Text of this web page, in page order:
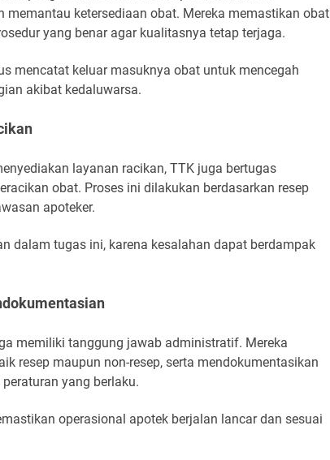
memantau ketersediaan obat. Mereka memastikan obat
yang benar agar kualitasnya tetap terjaga.
mencatat keluar masuknya obat untuk mencegah
akibat kedaluwarsa.
layanan racikan, TTK juga bertugas
obat. Proses ini dilakukan berdasarkan resep
apoteker.
dalam tugas ini, karena kesalahan dapat berdampak
memiliki tanggung jawab administratif. Mereka
resep maupun non-resep, serta mendokumentasikan
yang berlaku.
operasional apotek berjalan lancar dan sesuai